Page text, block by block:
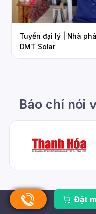
Đặt
Tuyển đại lý | Nhà phân phối đèn năng
DMT Solar
Báo chí nói